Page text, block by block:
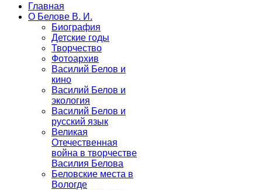
Главная
О Белове В. И.
Биография
Детские годы
Творчество
Фотоархив
Василий Белов и
кино
Василий Белов и
экология
Василий Белов и
русский язык
Великая
Отечественная
война в творчестве
Василия Белова
Беловские места в
Вологде